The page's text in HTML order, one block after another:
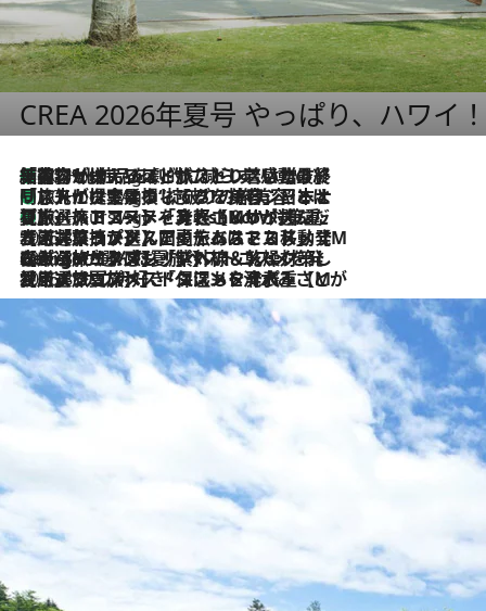
CREA 2026年夏号 やっぱり、ハワイ
10 Hours Ago
「荷物が増えるほど旅ストレスは増す」美容ジャーナリストがたどり着いた最終結論。“化粧品を劇的に減らす”感動の凝縮美容とは
10 Hours Ago
「旅先には金髪ウィッグを持参」日本と同じメイクでは損してる!? 美容ジャーナリストが提案する“掟破りの旅美容”とは
10 Hours Ago
【厳選旅コスメ】「身軽さ＆UV対策重視！」ヘアアーティストshucoが選んだ夏旅ベストコスメを発表【Mサイズジップ】
2026.8.5
【厳選旅コスメ】国内をあちこち移動する河井菜摘が選んだ夏旅ベストコスメ発表！「リラックスアイテムはマスト」【Mサイズジップ】
2026.8.4
【厳選旅コスメ】「紫外線＆乾燥対策しながらメイク感も！」ヘア＆メイクGeorgeが選んだ夏旅ベストコスメを発表！【Mサイズジップ】
2026.8.3
【厳選旅コスメ】「保湿もタイパ重視！」“サウナ好き”タレント清水みさとが愛用する夏旅ベストコスメを発表！【Mサイズジップ】